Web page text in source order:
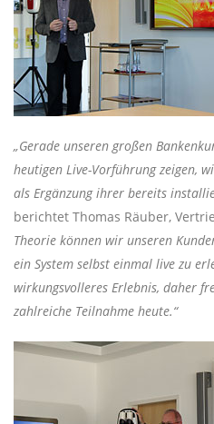
„Gerade unseren großen
heutigen Live-Vorführung zeigen,
als Ergänzung ihrer bereits
berichtet Thomas Räuber,
Theorie können wir unseren
ein System selbst einmal live zu
wirkungsvolleres Erlebnis, daher
zahlreiche Teilnahme heute.“